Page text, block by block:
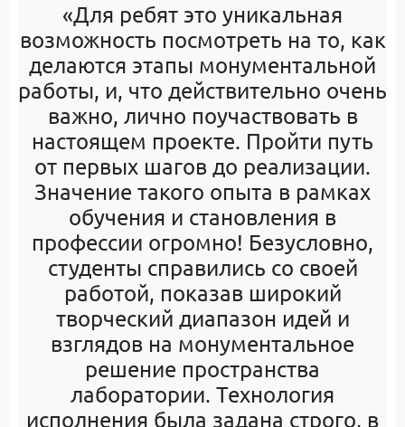
«Для ребят это уникальная
возможность посмотреть на то, как
делаются этапы монументальной
работы, и, что действительно очень
важно, лично поучаствовать в
настоящем проекте. Пройти путь
от первых шагов до реализации.
Значение такого опыта в рамках
обучения и становления в
профессии огромно! Безусловно,
студенты справились со своей
работой, показав широкий
творческий диапазон идей и
взглядов на монументальное
решение пространства
лаборатории. Технология
исполнения была задана строго, в